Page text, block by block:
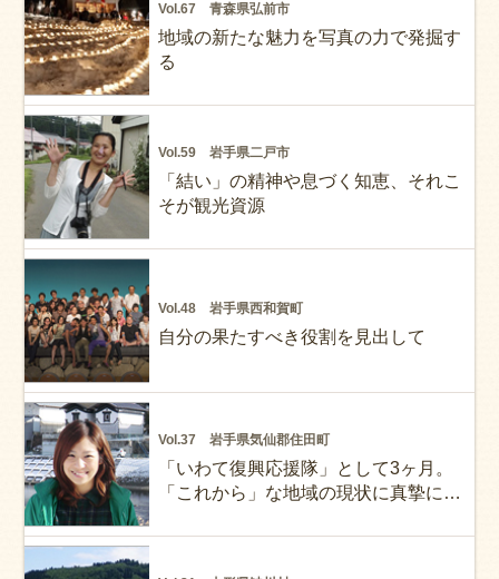
Vol.67 青森県弘前市
地域の新たな魅力を写真の力で発掘す
る
Vol.59 岩手県二戸市
「結い」の精神や息づく知恵、それこ
そが観光資源
Vol.48 岩手県西和賀町
自分の果たすべき役割を見出して
Vol.37 岩手県気仙郡住田町
「いわて復興応援隊」として3ヶ月。
「これから」な地域の現状に真摯に向